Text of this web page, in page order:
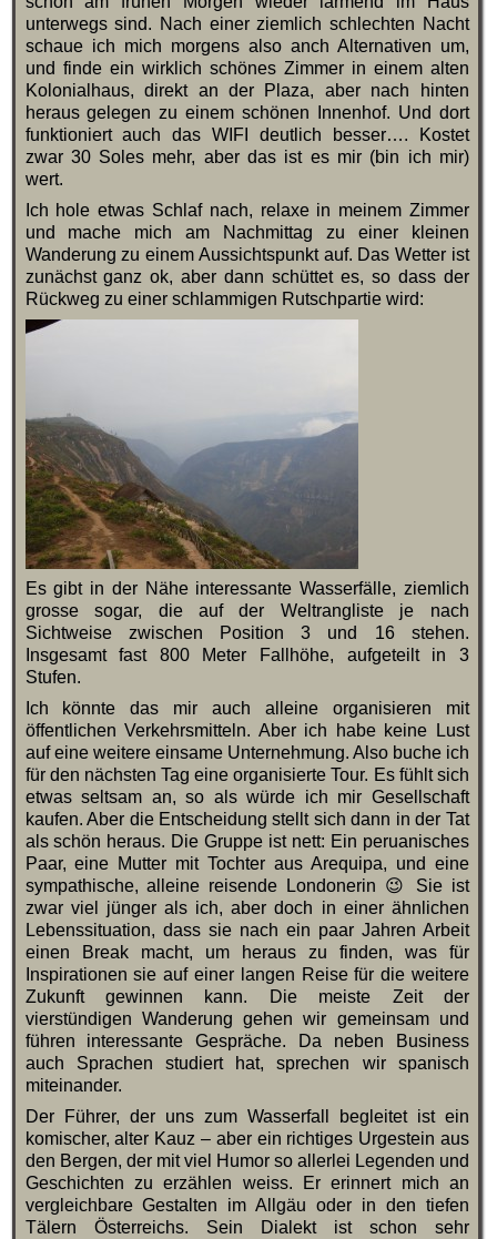
unterwegs sind. Nach einer ziemlich schlechten Nacht
schaue ich mich morgens also anch Alternativen um,
und finde ein wirklich schönes Zimmer in einem alten
Kolonialhaus, direkt an der Plaza, aber nach hinten
heraus gelegen zu einem schönen Innenhof. Und dort
funktioniert auch das WIFI deutlich besser…. Kostet
zwar 30 Soles mehr, aber das ist es mir (bin ich mir)
wert.
Ich hole etwas Schlaf nach, relaxe in meinem Zimmer
und mache mich am Nachmittag zu einer kleinen
Wanderung zu einem Aussichtspunkt auf. Das Wetter ist
zunächst ganz ok, aber dann schüttet es, so dass der
Rückweg zu einer schlammigen Rutschpartie wird:
Es gibt in der Nähe interessante Wasserfälle, ziemlich
grosse sogar, die auf der Weltrangliste je nach
Sichtweise zwischen Position 3 und 16 stehen.
Insgesamt fast 800 Meter Fallhöhe, aufgeteilt in 3
Stufen.
Ich könnte das mir auch alleine organisieren mit
öffentlichen Verkehrsmitteln. Aber ich habe keine Lust
auf eine weitere einsame Unternehmung. Also buche ich
für den nächsten Tag eine organisierte Tour. Es fühlt sich
etwas seltsam an, so als würde ich mir Gesellschaft
kaufen. Aber die Entscheidung stellt sich dann in der Tat
als schön heraus. Die Gruppe ist nett: Ein peruanisches
Paar, eine Mutter mit Tochter aus Arequipa, und eine
sympathische, alleine reisende Londonerin 😉 Sie ist
zwar viel jünger als ich, aber doch in einer ähnlichen
Lebenssituation, dass sie nach ein paar Jahren Arbeit
einen Break macht, um heraus zu finden, was für
Inspirationen sie auf einer langen Reise für die weitere
Zukunft gewinnen kann. Die meiste Zeit der
vierstündigen Wanderung gehen wir gemeinsam und
führen interessante Gespräche. Da neben Business
auch Sprachen studiert hat, sprechen wir spanisch
miteinander.
Der Führer, der uns zum Wasserfall begleitet ist ein
komischer, alter Kauz – aber ein richtiges Urgestein aus
den Bergen, der mit viel Humor so allerlei Legenden und
Geschichten zu erzählen weiss. Er erinnert mich an
vergleichbare Gestalten im Allgäu oder in den tiefen
Tälern Österreichs. Sein Dialekt ist schon sehr